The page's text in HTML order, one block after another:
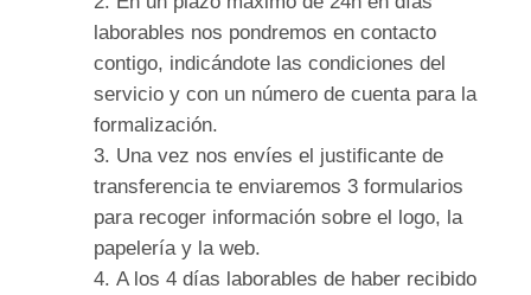
laborables nos pondremos en contacto
contigo, indicándote las condiciones del
servicio y con un número de cuenta para la
formalización.
Una vez nos envíes el justificante de
transferencia te enviaremos 3 formularios
para recoger información sobre el logo, la
papelería y la web.
A los 4 días laborables de haber recibido